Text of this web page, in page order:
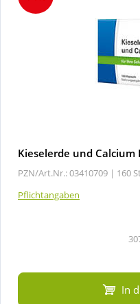
Kieselerde und Calcium
PZN/Art.Nr.: 03410709 | 160
Pflichtangaben
In